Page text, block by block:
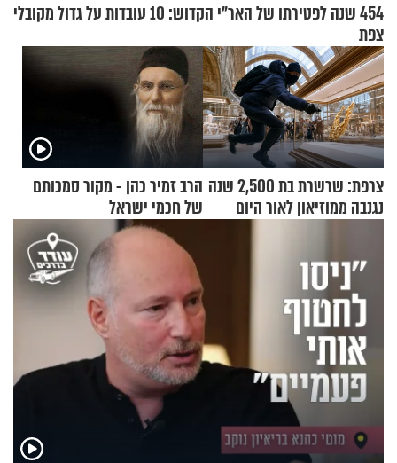
454 שנה לפטירתו של האר"י הקדוש: 10 עובדות על גדול מקובלי
צפת
צרפת: שרשרת בת 2,500 שנה
נגנבה ממוזיאון לאור היום
הרב זמיר כהן - מקור סמכותם
של חכמי ישראל